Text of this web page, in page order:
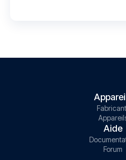
Aide
Forum